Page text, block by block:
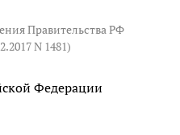
Правительства РФ
N 1481)
Федерации